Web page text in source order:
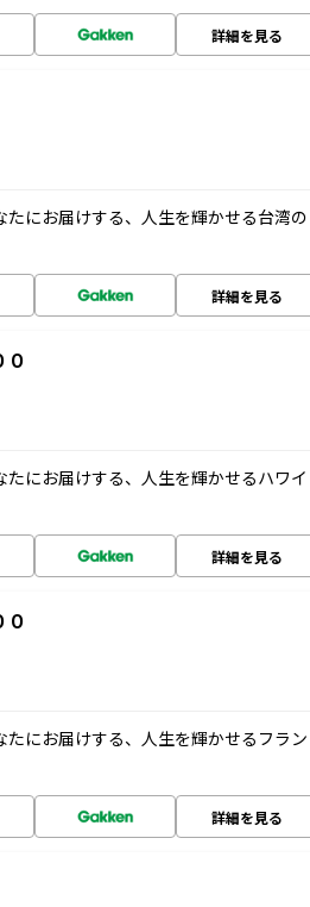
詳細を見る
にお届けする、人生を輝かせる台湾の
詳細を見る
０
にお届けする、人生を輝かせるハワイ
詳細を見る
０
にお届けする、人生を輝かせるフラン
詳細を見る